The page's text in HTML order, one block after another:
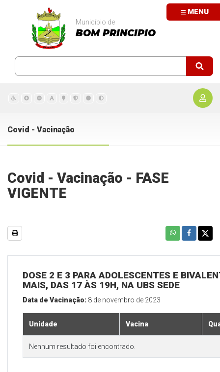
MENU
Município de
BOM PRINCIPIO
Covid - Vacinação
Covid - Vacinação - FASE
VIGENTE
DOSE 2 E 3 PARA ADOLESCENTES E
MAIS, DAS 17 ÀS 19H, NA UBS SEDE
Data de Vacinação: 8 de novembro de 2023
Unidade Vacina
Nenhum resultado foi encontrado.